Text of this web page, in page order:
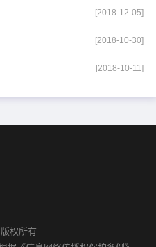
[2018-12-05]
[2018-10-30]
[2018-10-11]
版权所有